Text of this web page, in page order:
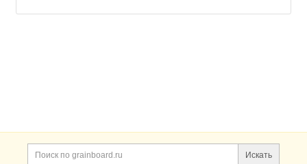
Дополнительная информация
Поиск по сайту и
Искать